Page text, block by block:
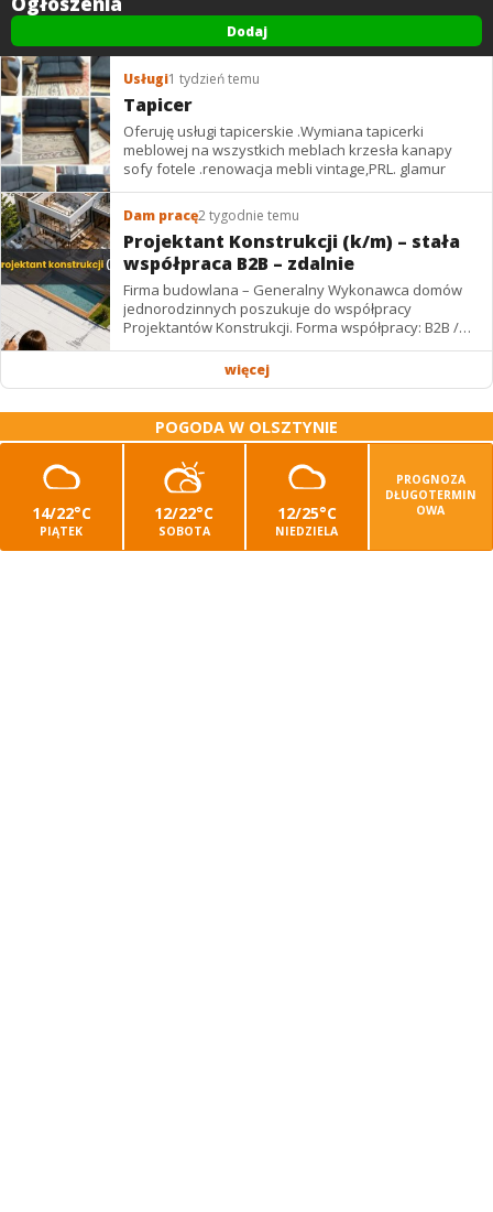
Dodaj
Usługi1 tydzień temu
Tapicer
Oferuję usługi tapicerskie .Wymiana tapicerki
meblowej na wszystkich meblach krzesła kanapy
sofy fotele .renowacja mebli vintage,PRL. glamur
Dam pracę2 tygodnie temu
Projektant Konstrukcji (k/m) – stała
współpraca B2B – zdalnie
Firma budowlana – Generalny Wykonawca domów
jednorodzinnych poszukuje do współpracy
Projektantów Konstrukcji. Forma współpracy: B2B /
podwykonawstwo – zdalnie. Wynagrodzenie: ✔
więcej
POGODA W OLSZTYNIE
14/22°C
PIĄTEK
12/22°C
SOBOTA
12/25°C
NIEDZIELA
PROGNOZA
DŁUGOTERMIN
OWA